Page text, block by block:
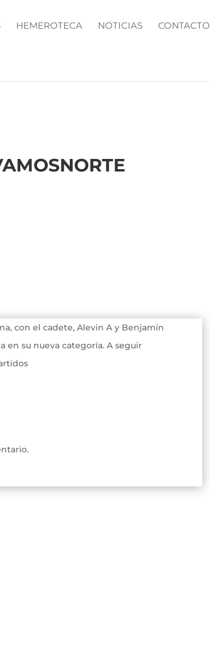
HEMEROTECA NOTICIAS CONTACTO
con el cadete, Alevin A y Benjamín
en su nueva categoría. A seguir